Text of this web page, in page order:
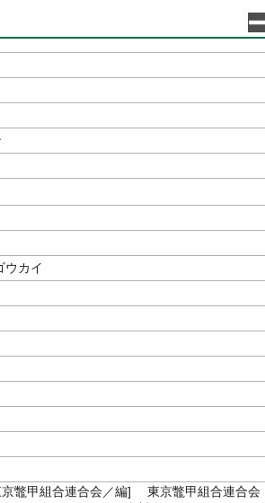
ウカイ
京鼈甲組合連合会／編] 東京鼈甲組合連合